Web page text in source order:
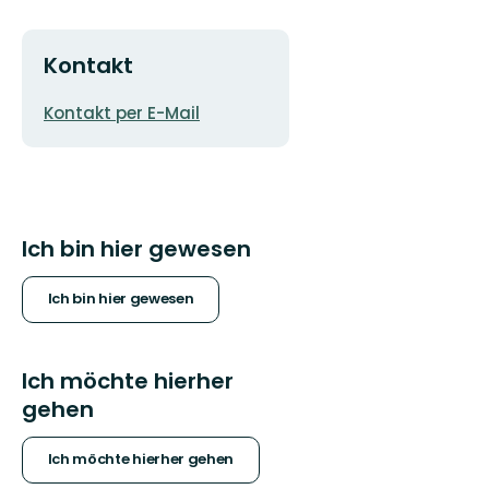
Kontakt
E-
Kontakt per E-Mail
Ich bin hier gewesen
Ich bin hier gewesen
Ich möchte hierher
gehen
Ich möchte hierher gehen